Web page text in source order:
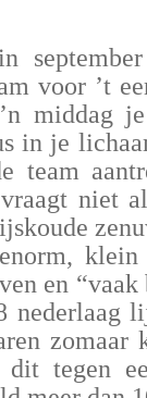
voor ’t
middag
in je
team
niet
en
nederlaag
zomaar
dit tegen